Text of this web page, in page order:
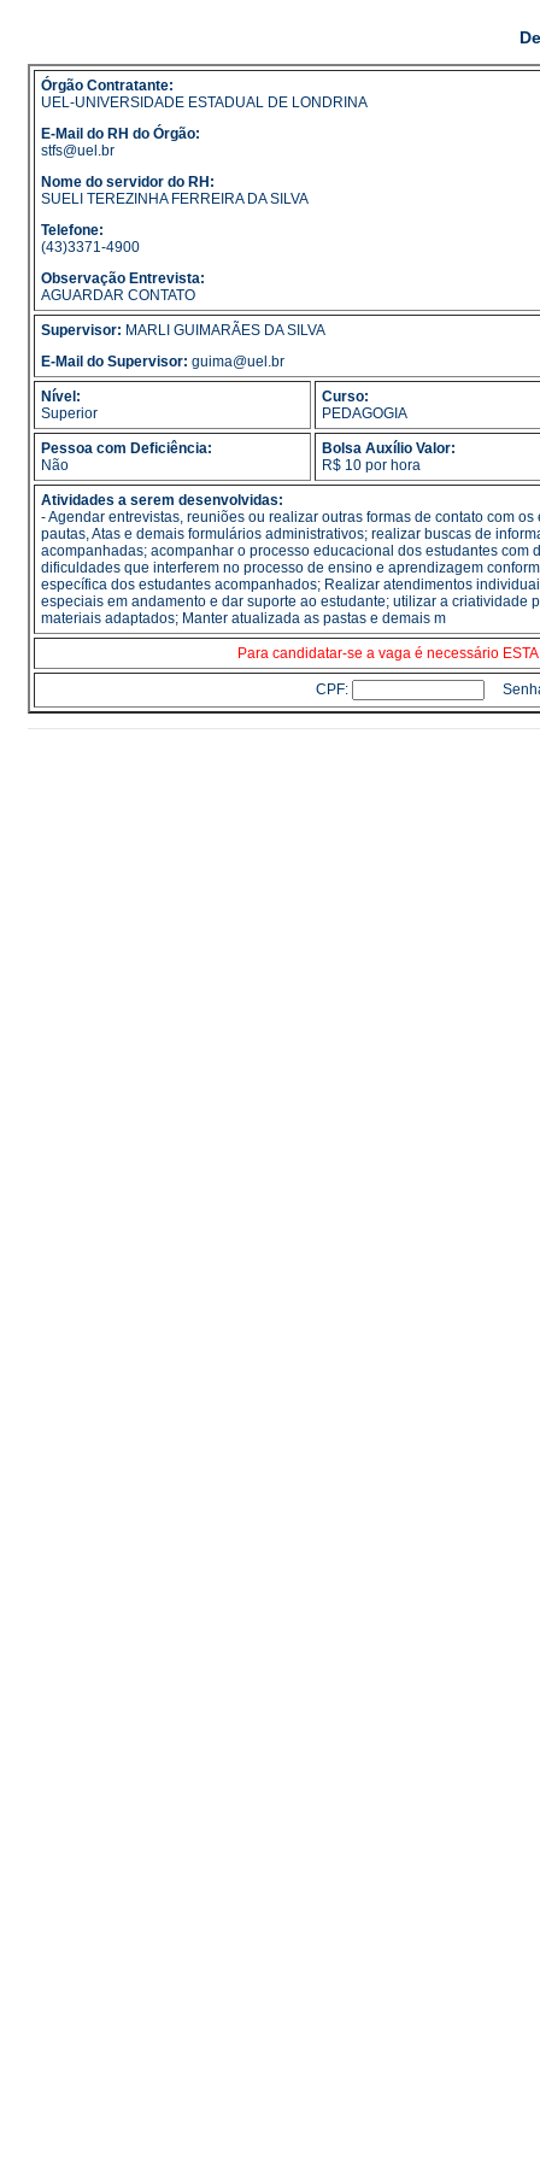
Órgão Contratante:
UEL-UNIVERSIDADE ESTADUAL DE LONDRINA
E-Mail do RH do Órgão:
stfs@uel.br
Nome do servidor do RH:
SUELI TEREZINHA FERREIRA DA SILVA
Telefone:
(43)3371-4900
Observação Entrevista:
AGUARDAR CONTATO
Supervisor: MARLI GUIMARÃES DA SILVA
E-Mail do Supervisor: guima@uel.br
Nível:
Superior
Curso:
PEDAGOGIA
Pessoa com Deficiência:
Não
Bolsa Auxílio Valor:
R$ 10 por hora
Atividades a serem desenvolvidas:
- Agendar entrevistas, reuniões ou realizar outras formas de contato com
pautas, Atas e demais formulários administrativos; realizar buscas de
acompanhadas; acompanhar o processo educacional dos estudantes
dificuldades que interferem no processo de ensino e aprendizagem
específica dos estudantes acompanhados; Realizar atendimentos
especiais em andamento e dar suporte ao estudante; utilizar a
materiais adaptados; Manter atualizada as pastas e demais m
Para candidatar-se a vaga é necessário
CPF: